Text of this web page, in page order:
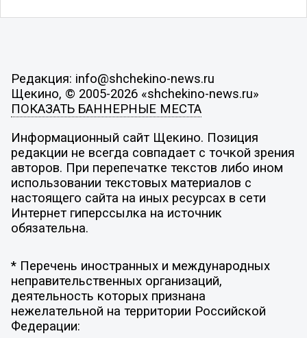
Редакция: info@shchekino-news.ru
Щекино, © 2005-2026 «shchekino-news.ru»
ПОКАЗАТЬ БАННЕРНЫЕ МЕСТА
Информационный сайт Щекино. Позиция
редакции не всегда совпадает с точкой зрения
авторов. При перепечатке текстов либо ином
использовании текстовых материалов с
настоящего сайта на иных ресурсах в сети
Интернет гиперссылка на источник
обязательна.
* Перечень иностранных и международных
неправительственных организаций,
деятельность которых признана
нежелательной на территории Российской
Федерации: